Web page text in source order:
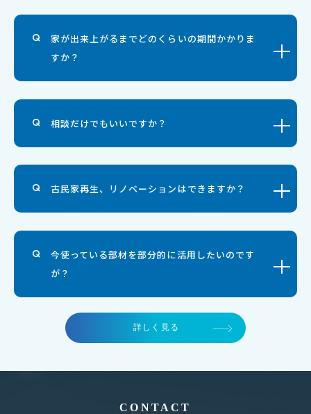
家が出来上がるまでどのくらいの期間かかりま
すか？
相談だけでもいいですか？
古民家再生、リノベーションはできますか？
今使っている部材を部分的に活用したいのです
が？
詳しく見る
CONTACT